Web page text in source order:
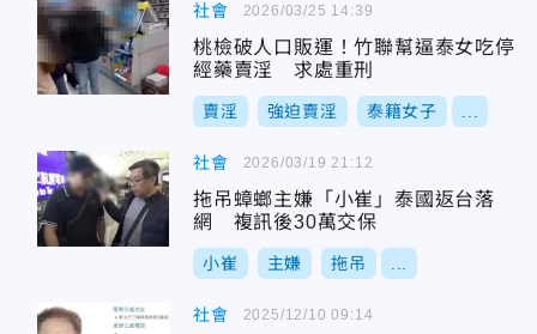
社會
桃檢破人口販運！竹聯幫逼泰女吃停
經藥賣淫 求處重刑
賣淫 強迫賣淫 泰籍女子
2026/03/25 14:39
社會
拖吊蟑螂主嫌「小崔」泰國返台落
網 複訊後30萬交保
小崔 主嫌 拖吊
2026/03/19 21:12
社會 2025/12/10 09:14